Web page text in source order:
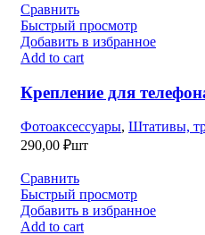
Сравнить
Быстрый просмотр
Добавить в избранное
Add to cart
Крепление для
Фотоаксессуары, Штативы,
290,00 ₽шт
Сравнить
Быстрый просмотр
Добавить в избранное
Add to cart